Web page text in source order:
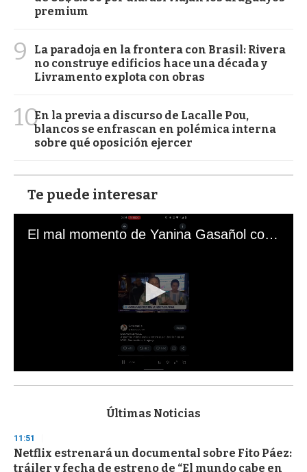
premium
9
La paradoja en la frontera con Brasil: Rivera
no construye edificios hace una década y
Livramento explota con obras
10En la previa a discurso de Lacalle Pou,
blancos se enfrascan en polémica interna
sobre qué oposición ejercer
Te puede interesar
El mal momento de Yanina Gasañol con un hincha argentino en "Subrayado"
s
d
s
o
Últimas Noticias
11:51
Netflix estrenará un documental sobre Fito Páez:
tráiler y fecha de estreno de “El mundo cabe en